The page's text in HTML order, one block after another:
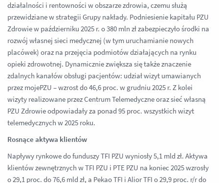
działalności i rentowności w obszarze zdrowia, czemu służą
przewidziane w strategii Grupy nakłady. Podniesienie kapitału PZU
Zdrowie w październiku 2025 r. o 380 mln zł zabezpieczyło środki na
rozwój własnej sieci medycznej (w tym uruchamianie nowych
placówek) oraz na przejęcia podmiotów działających na rynku
opieki zdrowotnej. Dynamicznie zwiększa się także znaczenie
zdalnych kanałów obsługi pacjentów: udział wizyt umawianych
przez mojePZU – wzrost do 46,6 proc. w grudniu 2025 r. Z kolei
wizyty realizowane przez Centrum Telemedyczne oraz sieć własną
PZU Zdrowie odpowiadały za ponad 95 proc. wszystkich wizyt
telemedycznych w 2025 roku.
Rosnące aktywa klientów
Napływy rynkowe do funduszy TFI PZU wyniosły 5,1 mld zł. Aktywa
klientów zewnętrznych w TFI PZU i PTE PZU na koniec 2025 wzrosły
o 29,1 proc. do 76,6 mld zł, a Pekao TFI i Alior TFI o 29,9 proc. r/r do